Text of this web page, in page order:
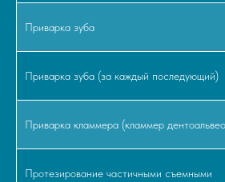
Приварка зуба
Приварка зуба (за каждый последующий)
Приварка кламмера (кламмер
Протезирование частичными съемными